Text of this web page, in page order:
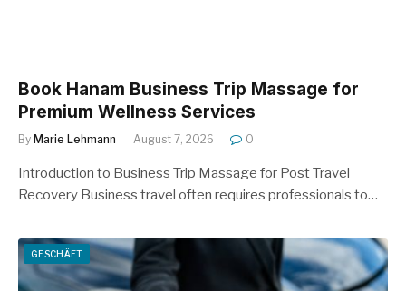
Book Hanam Business Trip Massage for
Premium Wellness Services
By Marie Lehmann August 7, 2026 0
Introduction to Business Trip Massage for Post Travel
Recovery Business travel often requires professionals to…
GESCHÄFT